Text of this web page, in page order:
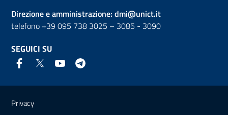
Direzione e amministrazione: dmi@unict.it
telefono +39 095 738 3025 – 3085 - 3090
SEGUICI SU
Link e informazioni utili
Privacy